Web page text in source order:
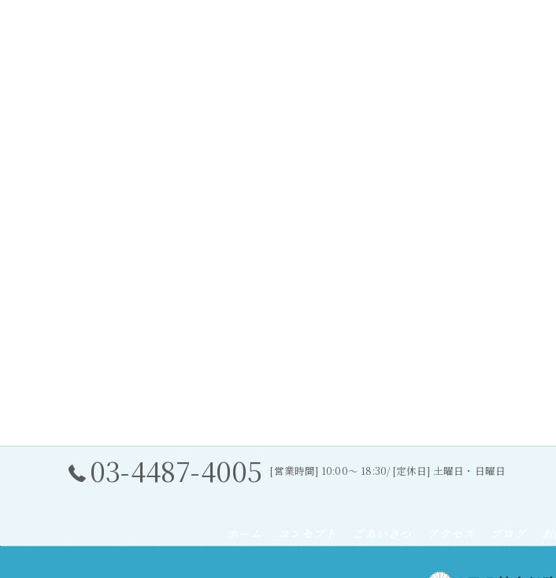
03-4487-4005 [営業時間] 10:00〜 18:30/ [定休日] 土曜日・日曜日